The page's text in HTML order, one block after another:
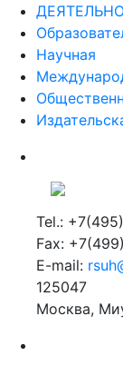
Научная
Tel.:
Fax:
E-mail:
125047
Москва,